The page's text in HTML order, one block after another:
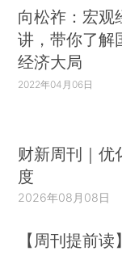
向松祚：宏观
讲，带你了解
经济大局
2022年04月06日
财新周刊｜优
度
2026年08月08日
【周刊提前